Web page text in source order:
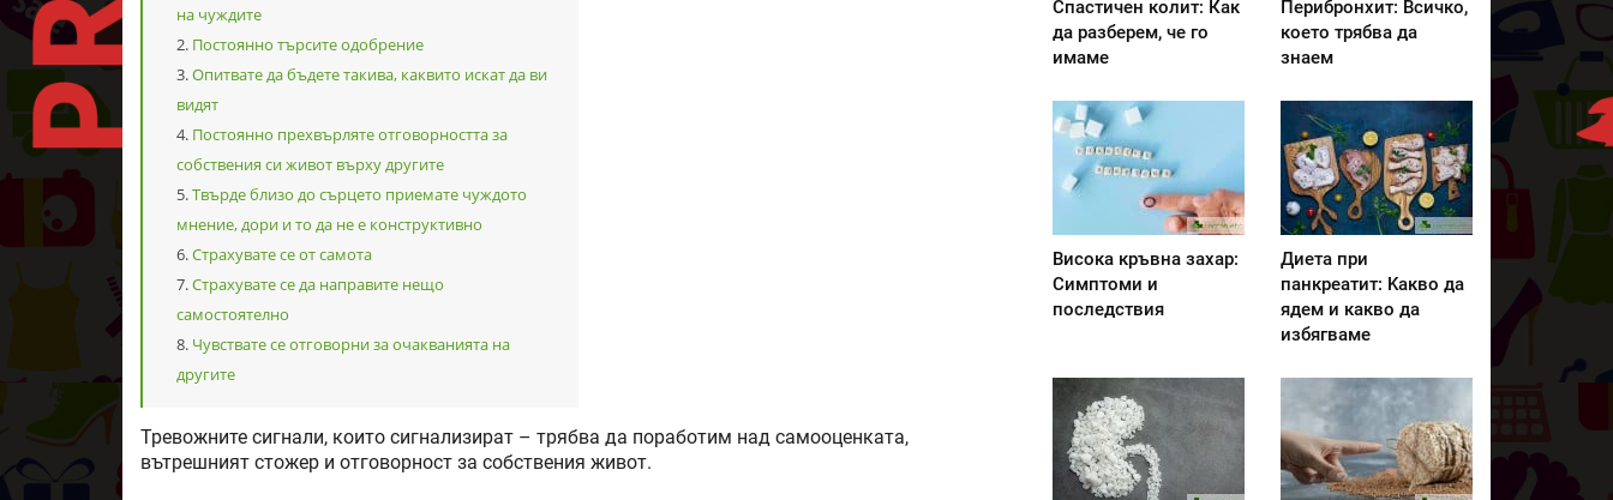
на чуждите
Постоянно търсите одобрение
Опитвате да бъдете такива, каквито искат да ви
видят
Постоянно прехвърляте отговорността за
собствения си живот върху другите
Твърде близо до сърцето приемате чуждото
мнение, дори и то да не е конструктивно
Страхувате се от самота
Страхувате се да направите нещо
самостоятелно
Чувствате се отговорни за очакванията на
другите
Тревожните сигнали, които сигнализират – трябва да поработим над самооценката,
вътрешният стожер и отговорност за собствения живот.
Спастичен колит: Как
да разберем, че го
имаме
Перибронхит: Всичко,
което трябва да
знаем
Висока кръвна захар:
Симптоми и
последствия
Диета при
панкреатит: Kакво да
ядем и какво да
избягваме